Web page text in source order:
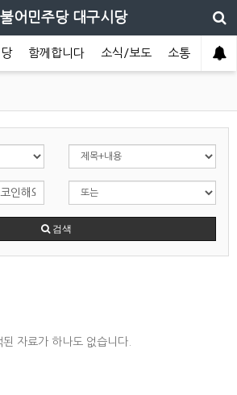
어민주당 대구시당
함께합니다 소식/보도 소통
검색
된 자료가 하나도 없습니다.